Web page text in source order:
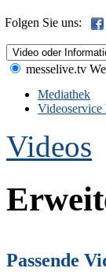
Folgen Sie uns:
messelive.tv
Mediathek
Videoservice
Videos
Passende